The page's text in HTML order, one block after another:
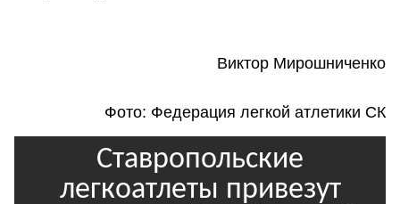
Виктор Мирошниченко
Фото: Федерация легкой атлетики СК